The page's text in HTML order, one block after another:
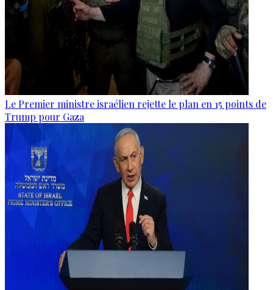
Le Premier ministre israélien rejette le plan en 15 points de
Trump pour Gaza